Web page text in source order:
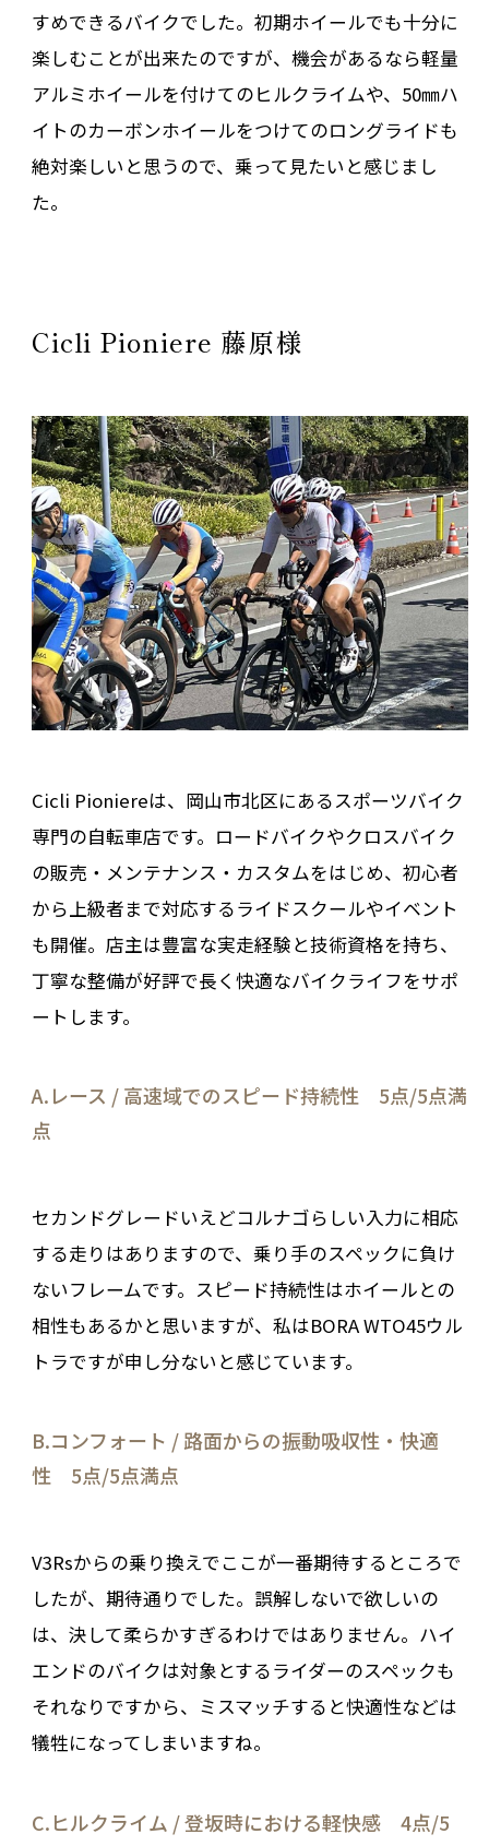
すめできるバイクでした。初期ホイールでも十分に
楽しむことが出来たのですが、機会があるなら軽量
アルミホイールを付けてのヒルクライムや、50㎜ハ
イトのカーボンホイールをつけてのロングライドも
絶対楽しいと思うので、乗って見たいと感じまし
た。
Cicli Pioniere 藤原様
Cicli Pioniereは、岡山市北区にあるスポーツバイク
専門の自転車店です。ロードバイクやクロスバイク
の販売・メンテナンス・カスタムをはじめ、初心者
から上級者まで対応するライドスクールやイベント
も開催。店主は豊富な実走経験と技術資格を持ち、
丁寧な整備が好評で長く快適なバイクライフをサポ
ートします。
A.レース / 高速域でのスピード持続性 5点/5点満
点
セカンドグレードいえどコルナゴらしい入力に相応
する走りはありますので、乗り手のスペックに負け
ないフレームです。スピード持続性はホイールとの
相性もあるかと思いますが、私はBORA WTO45ウル
トラですが申し分ないと感じています。
B.コンフォート / 路面からの振動吸収性・快適
性 5点/5点満点
V3Rsからの乗り換えでここが一番期待するところで
したが、期待通りでした。誤解しないで欲しいの
は、決して柔らかすぎるわけではありません。ハイ
エンドのバイクは対象とするライダーのスペックも
それなりですから、ミスマッチすると快適性などは
犠牲になってしまいますね。
C.ヒルクライム / 登坂時における軽快感 4点/5